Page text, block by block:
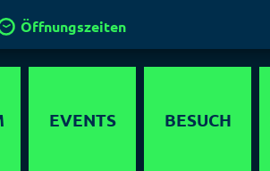
Öffnungszeiten
EVENTS BESUCH